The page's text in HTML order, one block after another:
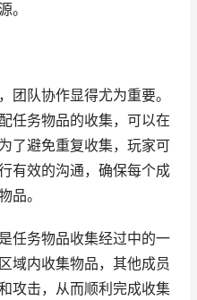
。
团队协作显得尤为重要。
任务物品的收集，可以在
了避免重复收集，玩家可
有效的沟通，确保每个成
品。
任务物品收集经过中的一
域内收集物品，其他成员
攻击，从而顺利完成收集